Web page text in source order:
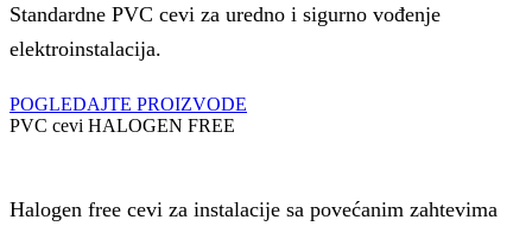
Standardne PVC cevi za uredno i sigurno vođenje
elektroinstalacija.
POGLEDAJTE PROIZVODE
PVC cevi HALOGEN FREE
Halogen free cevi za instalacije sa povećanim zahtevima